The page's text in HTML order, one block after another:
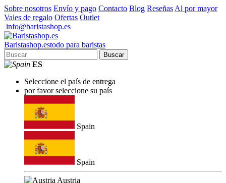
Sobre nosotros Envío y pago Contacto Blog Reseñas Al por mayor
Vales de regalo Ofertas Outlet
info@baristashop.es
Baristashop.estodo para baristas
Buscar
ES
Seleccione el país de entrega
por favor seleccione su país
Spain
Spain
Austria